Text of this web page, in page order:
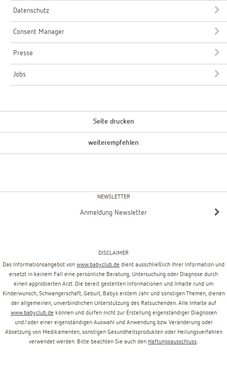
Datenschutz
Consent Manager
Presse
Jobs
Seite drucken
weiterempfehlen
NEWSLETTER
Anmeldung Newsletter
DISCLAIMER
Das Informationsangebot von www.babyclub.de dient ausschließlich Ihrer Information und
ersetzt in keinem Fall eine persönliche Beratung, Untersuchung oder Diagnose durch
einen approbierten Arzt. Die bereit gestellten Informationen und Inhalte rund um
Kinderwunsch, Schwangerschaft, Geburt, Babys erstem Jahr und sonstigen Themen, dienen
der allgemeinen, unverbindlichen Unterstützung des Ratsuchenden. Alle Inhalte auf
www.babyclub.de können und dürfen nicht zur Erstellung eigenständiger Diagnosen
und/oder einer eigenständigen Auswahl und Anwendung bzw. Veränderung oder
Absetzung von Medikamenten, sonstigen Gesundheitsprodukten oder Heilungsverfahren
verwendet werden. Bitte beachten Sie auch den Haftungsausschluss.